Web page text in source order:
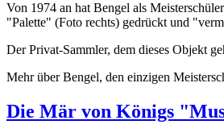
Von 1974 an hat Bengel als
"Palette" (Foto rechts) gedrückt und
Der Privat-Sammler, dem dieses Objekt
Mehr über Bengel, den einzigen
Die Mär von Königs